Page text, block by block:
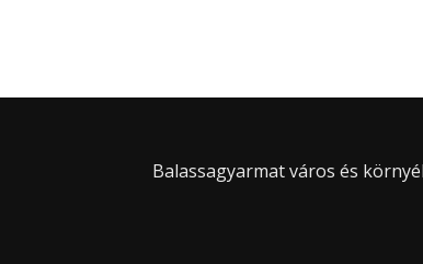
Balassagyarmat város és